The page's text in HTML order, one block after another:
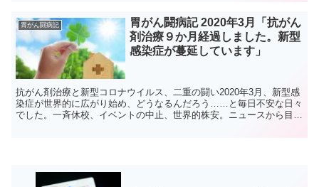
胃がん闘病記
胃がん闘病記 2020年3月「抗がん
剤治療９か月経過しました。新型
感染症が蔓延しています」
抗がん剤治療と新型コロナウイルス、二重の闘い2020年3月、新型感
染症が世界的に広がり始め、どうなるんだろう……と毎日不安な日々
でした。一斉休校、イベントの中止、世界的株安。ニュースから目が